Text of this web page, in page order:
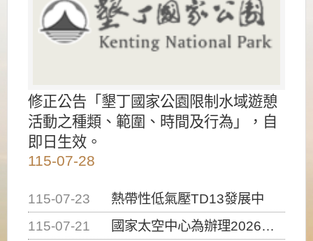
修正公告「墾丁國家公園限制水域遊憩
活動之種類、範圍、時間及行為」，自
即日生效。
115-07-28
115-07-23
熱帶性低氣壓TD13發展中
115-07-21
國家太空中心為辦理2026台灣盃火箭競賽，陸、海、空域警戒及協調相關事宜，因颱風備案事宜